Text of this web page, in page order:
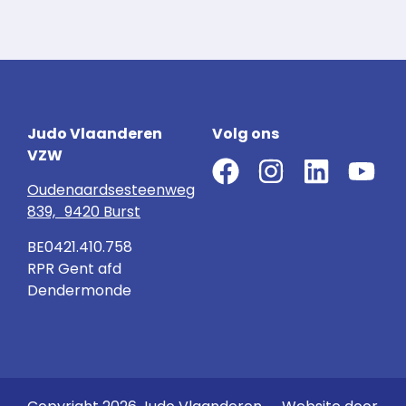
Judo Vlaanderen
VZW
Oudenaardsesteenweg
839, 9420 Burst
BE0421.410.758
RPR Gent afd
Dendermonde
Volg ons